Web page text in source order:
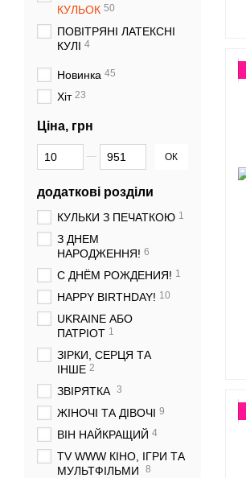
КУЛЬОК 50
ПОВІТРЯНІ ЛАТЕКСНІ
КУЛІ 4
Новинка 45
Хіт 23
Ціна, грн
Від Ціна, грн
До Ціна, грн ОК
додаткові розділи
КУЛЬКИ З ПЕЧАТКОЮ 1
З ДНЕМ
НАРОДЖЕННЯ! 6
С ДНЁМ РОЖДЕНИЯ! 1
HAPPY BIRTHDAY! 10
UKRAINE АБО
ПАТРІОТ 1
ЗІРКИ, СЕРЦЯ ТА
ІНШЕ 2
ЗВІРЯТКА 3
ЖІНОЧІ ТА ДІВОЧІ 9
ВІН НАЙКРАЩИЙ 4
TV WWW КІНО, ІГРИ ТА
МУЛЬТФІЛЬМИ
8